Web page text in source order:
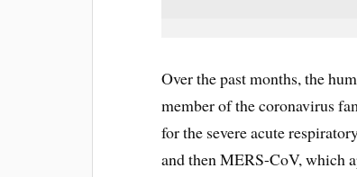
Over the past months, the
member of the coronavirus
for the severe acute
and then MERS-CoV, which